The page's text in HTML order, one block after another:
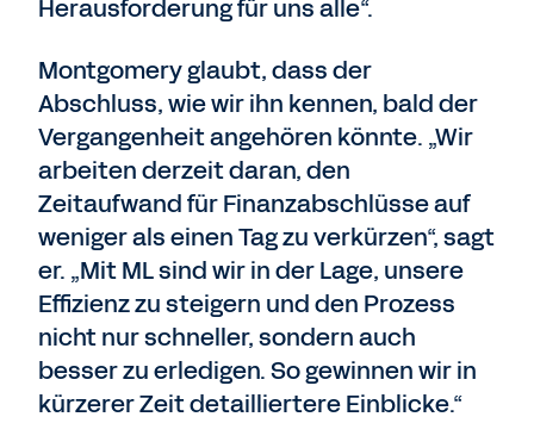
Herausforderung für uns alle“.
Montgomery glaubt, dass der
Abschluss, wie wir ihn kennen, bald der
Vergangenheit angehören könnte. „Wir
arbeiten derzeit daran, den
Zeitaufwand für Finanzabschlüsse auf
weniger als einen Tag zu verkürzen“, sagt
er. „Mit ML sind wir in der Lage, unsere
Effizienz zu steigern und den Prozess
nicht nur schneller, sondern auch
besser zu erledigen. So gewinnen wir in
kürzerer Zeit detailliertere Einblicke.“